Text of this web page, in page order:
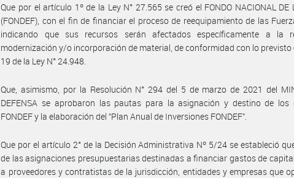
Que por el artículo 1º de la Ley N° 27.565 se creó el FONDO NACIONAL DE
(FONDEF), con el fin de financiar el proceso de reequipamiento de las
indicando que sus recursos serán afectados específicamente a la
modernización y/o incorporación de material, de conformidad con lo previsto
19 de la Ley N° 24.948.
Que, asimismo, por la Resolución N° 294 del 5 de marzo de 2021 del
DEFENSA se aprobaron las pautas para la asignación y destino de los
FONDEF y la elaboración del “Plan Anual de Inversiones FONDEF”.
Que por el artículo 2° de la Decisión Administrativa Nº 5/24 se estableció
de las asignaciones presupuestarias destinadas a financiar gastos de
a proveedores y contratistas de la jurisdicción, entidades y empresas que